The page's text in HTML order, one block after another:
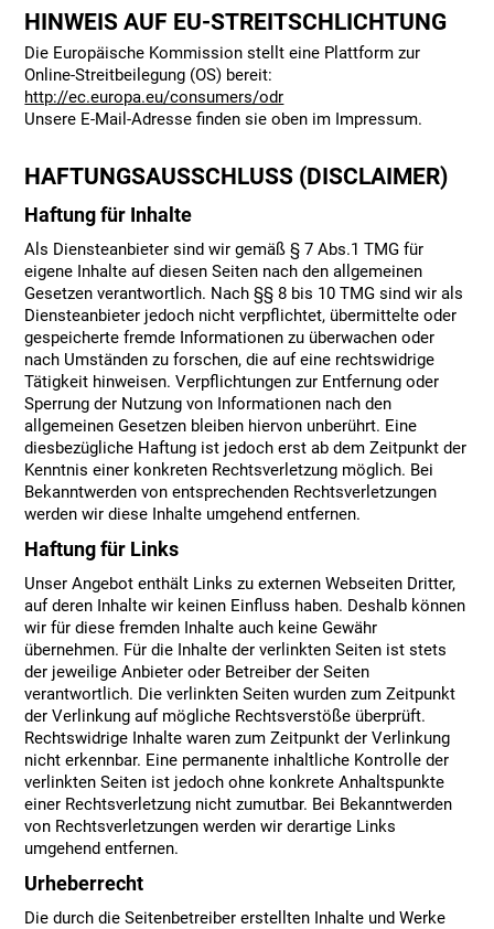
HINWEIS AUF EU-STREITSCHLICHTUNG
Die Europäische Kommission stellt eine Plattform zur
Online-Streitbeilegung (OS) bereit:
http://ec.europa.eu/consumers/odr
Unsere E-Mail-Adresse finden sie oben im Impressum.
HAFTUNGSAUSSCHLUSS (DISCLAIMER)
Haftung für Inhalte
Als Diensteanbieter sind wir gemäß § 7 Abs.1 TMG für
eigene Inhalte auf diesen Seiten nach den allgemeinen
Gesetzen verantwortlich. Nach §§ 8 bis 10 TMG sind wir als
Diensteanbieter jedoch nicht verpflichtet, übermittelte oder
gespeicherte fremde Informationen zu überwachen oder
nach Umständen zu forschen, die auf eine rechtswidrige
Tätigkeit hinweisen. Verpflichtungen zur Entfernung oder
Sperrung der Nutzung von Informationen nach den
allgemeinen Gesetzen bleiben hiervon unberührt. Eine
diesbezügliche Haftung ist jedoch erst ab dem Zeitpunkt der
Kenntnis einer konkreten Rechtsverletzung möglich. Bei
Bekanntwerden von entsprechenden Rechtsverletzungen
werden wir diese Inhalte umgehend entfernen.
Haftung für Links
Unser Angebot enthält Links zu externen Webseiten Dritter,
auf deren Inhalte wir keinen Einfluss haben. Deshalb können
wir für diese fremden Inhalte auch keine Gewähr
übernehmen. Für die Inhalte der verlinkten Seiten ist stets
der jeweilige Anbieter oder Betreiber der Seiten
verantwortlich. Die verlinkten Seiten wurden zum Zeitpunkt
der Verlinkung auf mögliche Rechtsverstöße überprüft.
Rechtswidrige Inhalte waren zum Zeitpunkt der Verlinkung
nicht erkennbar. Eine permanente inhaltliche Kontrolle der
verlinkten Seiten ist jedoch ohne konkrete Anhaltspunkte
einer Rechtsverletzung nicht zumutbar. Bei Bekanntwerden
von Rechtsverletzungen werden wir derartige Links
umgehend entfernen.
Urheberrecht
Die durch die Seitenbetreiber erstellten Inhalte und Werke